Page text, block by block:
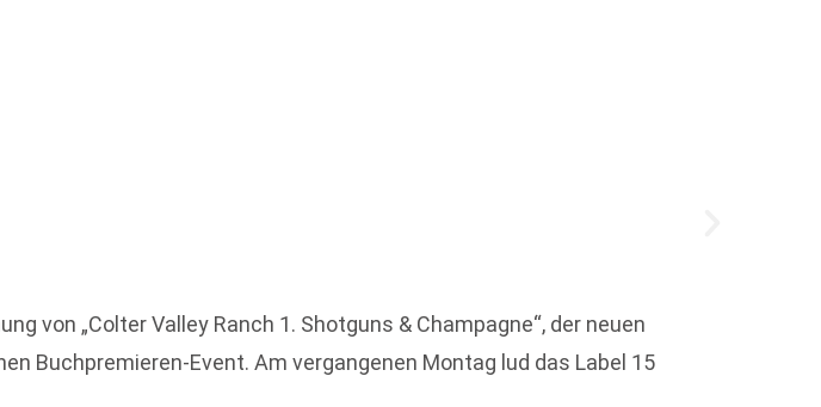
von „Colter Valley Ranch 1. Shotguns & Champagne“, der neuen
Buchpremieren-Event. Am vergangenen Montag lud das Label 15